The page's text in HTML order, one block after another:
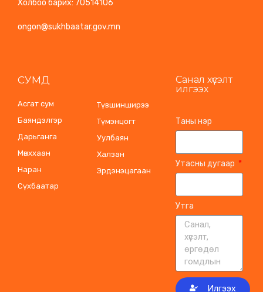
Холбоо барих: 70514106
ongon@sukhbaatar.gov.mn
СУМД
Асгат сум
Баяндэлгэр
Дарьганга
Мөнххаан
Наран
Сүхбаатар
Түвшинширээ
Түмэнцогт
Уулбаян
Халзан
Эрдэнэцагаан
Санал хүсэлт
илгээх
Таны нэр
Утасны дугаар
Утга
Илгээх